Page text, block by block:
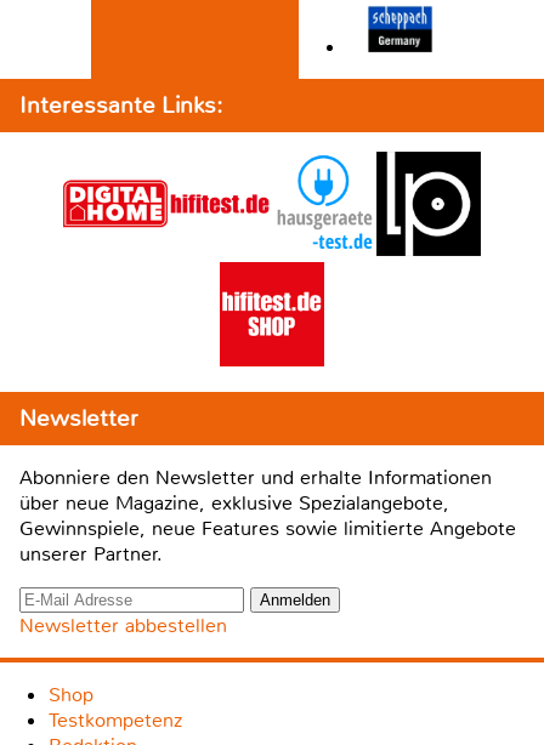
Interessante Links:
Newsletter
Abonniere den Newsletter und erhalte Informationen
über neue Magazine, exklusive Spezialangebote,
Gewinnspiele, neue Features sowie limitierte Angebote
unserer Partner.
Newsletter abbestellen
Shop
Testkompetenz